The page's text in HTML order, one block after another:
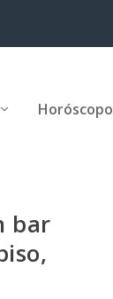
Horóscopo
bar